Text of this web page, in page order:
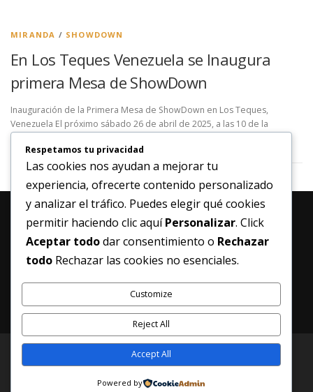
MIRANDA / SHOWDOWN
En Los Teques Venezuela se Inaugura
primera Mesa de ShowDown
Inauguración de la Primera Mesa de ShowDown en Los Teques,
Venezuela El próximo sábado 26 de abril de 2025, a las 10 de la
mañana, se llevará a cabo la …
MANTENTE ACTUALIZADO
Copyright © 2026 ShowDown Venezuela - Vemos desde el
TemaOnePresshecho por FameThemes
Respetamos tu privacidad
Las cookies nos ayudan a mejorar tu
experiencia, ofrecerte contenido personalizado
y analizar el tráfico. Puedes elegir qué cookies
permitir haciendo clic aquíPersonalizar. Click
Aceptar tododar consentimiento o Rechazar
todo Rechazar las cookies no esenciales.
Customize
Reject All
Accept All
Powered by